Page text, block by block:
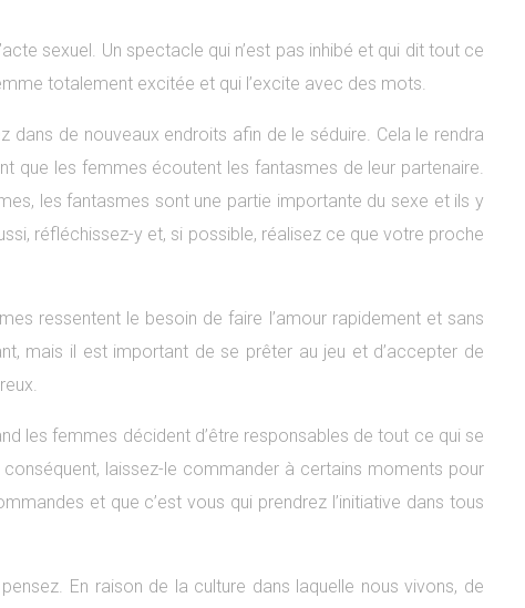
sexuel. Un spectacle qui n’est pas inhibé et qui dit tout ce
totalement excitée et qui l’excite avec des mots.
dans de nouveaux endroits afin de le séduire. Cela le rendra
que les femmes écoutent les fantasmes de leur partenaire.
les fantasmes sont une partie importante du sexe et ils y
réfléchissez-y et, si possible, réalisez ce que votre proche
ressentent le besoin de faire l’amour rapidement et sans
mais il est important de se prêter au jeu et d’accepter de
les femmes décident d’être responsables de tout ce qui se
laissez-le commander à certains moments pour
et que c’est vous qui prendrez l’initiative dans tous
En raison de la culture dans laquelle nous vivons, de